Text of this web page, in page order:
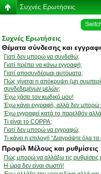
Συχνές Ερωτήσεις
Συχνές Ερωτήσεις
Θέματα σύνδεσης και
Γιατί δεν μπορώ να συνδεθώ;
Γιατί πρέπει να κάνω εγγραφή;
Γιατί αποσυνδέομαι αυτόματα;
Πώς γίνεται η απόκρυψη (μη
συνδεδεμένων μελών;
Έχω χάσει τον κωδικό μου!
Έχω κάνει εγγραφή, αλλά δεν
Έχω εγγραφεί κατά το παρελθόν
Τι είναι το COPPA;
Γιατί δεν μπορώ να εγγραφώ;
Τι κάνει η επιλογή “Διαγράψτε όλα
Προφίλ Μέλους και ρυθμίσεις
Πώς μπορώ να αλλάξω τις ρυθμίσεις
Η ώρα δεν είναι σωστή!